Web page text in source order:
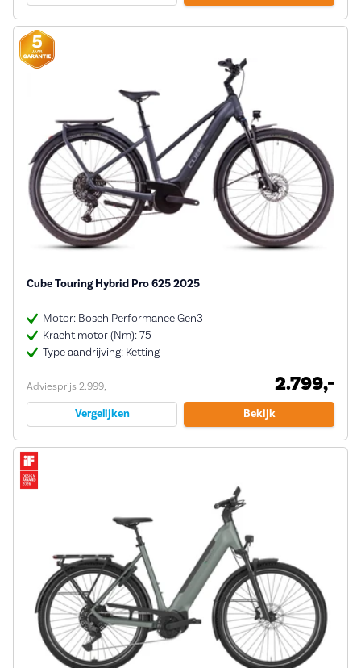
Cube Touring Hybrid Pro 625 2025
Motor: Bosch Performance Gen3
Kracht motor (Nm): 75
Type aandrijving: Ketting
Adviesprijs 2.999,- 2.799,-
Vergelijken Bekijk